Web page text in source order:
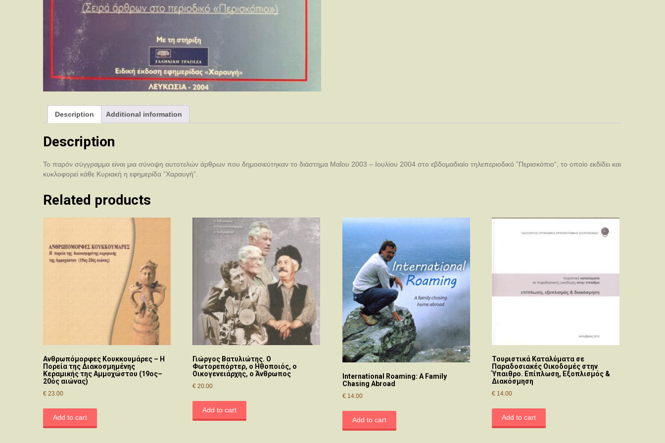
Description Additional information
Description
Το παρόν σύγγραμμα είναι μια σύνοψη αυτοτελών άρθρων που δημοσιεύτηκαν το διάστημα Μαΐου 2003 – Ιουλίου 2004 στο εβδομαδιαίο τηλεπεριοδικό ”Περισκόπιο”, το οποίο εκδίδει και
κυκλοφορεί κάθε Κυριακή η εφημερίδα ”Χαραυγή”.
Related products
Ανθρωπόμορφες Κουκκουμάρες – Η
Πορεία της Διακοσμημένης
Κεραμικής της Αμμοχώστου (19ος–
20ός αιώνας)
€ 23.00
Add to cart
Γιώργος Βατυλιώτης. Ο
Φωτορεπόρτερ, ο Ηθοποιός, ο
Οικογενειάρχης, ο Άνθρωπος
€ 20.00
Add to cart
International Roaming: A Family
Chasing Abroad
€14.00
Add to cart
Τουριστικά Καταλύματα σε
Παραδοσιακές Οικοδομές στην
Ύπαιθρο. Επίπλωση, Εξοπλισμός &
Διακόσμηση
€ 14.00
Add to cart